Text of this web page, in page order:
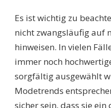
Es ist wichtig zu
nicht zwangsläufig auf
hinweisen. In vielen
immer noch
sorgfältig ausgewählt
Modetrends
sicher sein, dass sie